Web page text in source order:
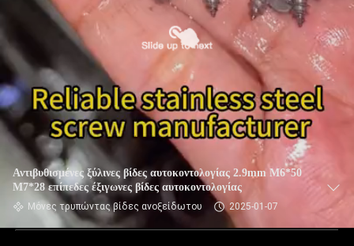
Αντιβυθισμένες ξύλινες βίδες αυτοκοντολογίας 2.9mm M6*50
M7*28 επίπεδες έξιγωνες βίδες αυτοκοντολογίας
Μόνες τρυπώντας βίδες ανοξείδωτου 2025-01-07